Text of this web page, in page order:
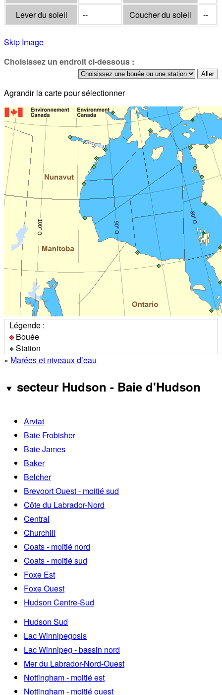
Lever du soleil -- Coucher du soleil --
Skip Image
Choisissez un endroit ci-dessous :
Agrandir la carte pour sélectionner
Légende :
Bouée
Station
» Marées et niveaux d’eau
secteur Hudson - Baie d'Hudson
Arviat
Baie Frobisher
Baie James
Baker
Belcher
Brevoort Ouest - moitié sud
Côte du Labrador-Nord
Central
Churchill
Coats - moitié nord
Coats - moitié sud
Foxe Est
Foxe Ouest
Hudson Centre-Sud
Hudson Sud
Lac Winnipegosis
Lac Winnipeg - bassin nord
Mer du Labrador-Nord-Ouest
Nottingham - moitié est
Nottingham - moitié ouest